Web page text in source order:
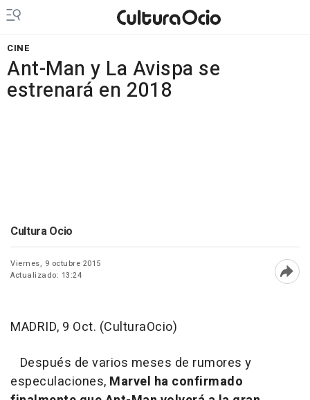
CINE
Ant-Man y La Avispa se
estrenará en 2018
Cultura Ocio
Viernes, 9 octubre 2015
Actualizado: 13:24
MADRID, 9 Oct. (CulturaOcio)
Después de varios meses de rumores y
especulaciones, Marvel ha confirmado